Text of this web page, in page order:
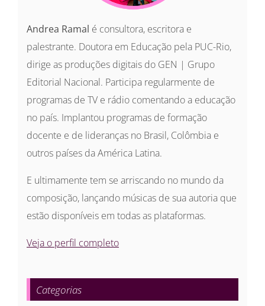
Andrea Ramal é consultora, escritora e
palestrante. Doutora em Educação pela PUC-Rio,
dirige as produções digitais do GEN | Grupo
Editorial Nacional. Participa regularmente de
programas de TV e rádio comentando a educação
no país. Implantou programas de formação
docente e de lideranças no Brasil, Colômbia e
outros países da América Latina.
E ultimamente tem se arriscando no mundo da
composição, lançando músicas de sua autoria que
estão disponíveis em todas as plataformas.
Veja o perfil completo
Categorias